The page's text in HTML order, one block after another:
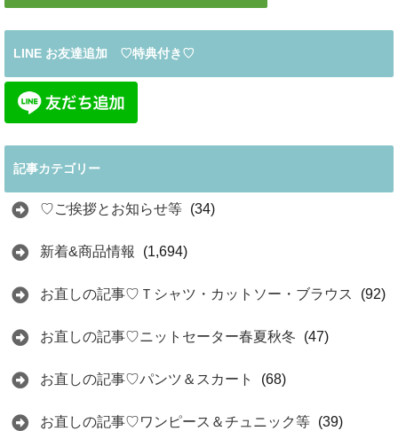
LINE お友達追加 ♡特典付き♡
記事カテゴリー
♡ご挨拶とお知らせ等 (34)
新着&商品情報 (1,694)
お直しの記事♡Ｔシャツ・カットソー・ブラウス (92)
お直しの記事♡ニットセーター春夏秋冬 (47)
お直しの記事♡パンツ＆スカート (68)
お直しの記事♡ワンピース＆チュニック等 (39)